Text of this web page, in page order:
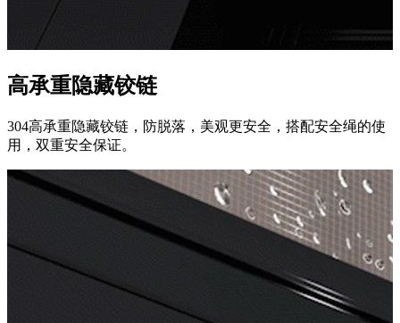
高承重隐藏铰链
304高承重隐藏铰链，防脱落，美观更安全，搭配安全绳的使
用，双重安全保证。